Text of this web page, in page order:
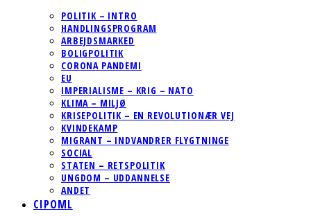
POLITIK – INTRO
HANDLINGSPROGRAM
ARBEJDSMARKED
BOLIGPOLITIK
CORONA PANDEMI
EU
IMPERIALISME – KRIG – NATO
KLIMA – MILJØ
KRISEPOLITIK – EN REVOLUTIONÆR VEJ
KVINDEKAMP
MIGRANT – INDVANDRER FLYGTNINGE
SOCIAL
STATEN – RETSPOLITIK
UNGDOM – UDDANNELSE
ANDET
CIPOML